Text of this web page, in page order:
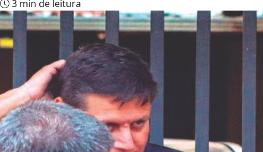
3 min de leitura